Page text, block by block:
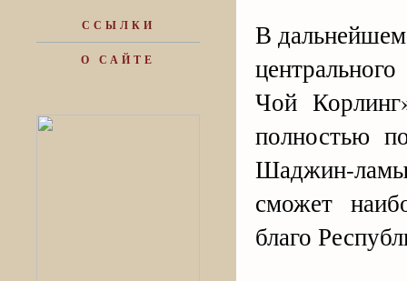
ССЫЛКИ
О САЙТЕ
В
Чой
полностью
Шаджин-
сможет
благо